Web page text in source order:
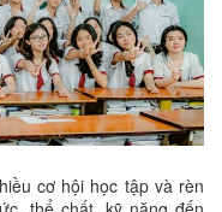
cơ hội học tập và rèn